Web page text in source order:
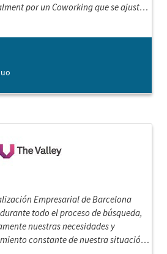
por un Coworking que se ajusta
Empresarial de Barcelona
todo el proceso de búsqueda,
nuestras necesidades y
constante de nuestra situación.